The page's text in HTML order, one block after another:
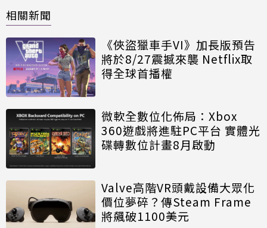
相關新聞
《俠盜獵車手VI》加長版預告
將於8/27震撼來襲 Netflix取
得全球首播權
微軟全數位化佈局：Xbox
360遊戲將進駐PC平台 實體光
碟轉數位計畫8月啟動
Valve高階VR頭戴設備大眾化
價位夢碎？傳Steam Frame
將飆破1100美元